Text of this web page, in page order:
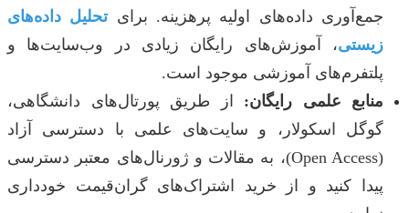
جمع‌آوری داده‌های اولیه پرهزینه. برای تحلیل داده‌های
زیستی، آموزش‌های رایگان زیادی در وب‌سایت‌ها و
پلتفرم‌های آموزشی موجود است.
منابع علمی رایگان: از طریق پورتال‌های دانشگاهی،
گوگل اسکولار، و سایت‌های علمی با دسترسی آزاد
(Open Access)، به مقالات و ژورنال‌های معتبر دسترسی
پیدا کنید و از خرید اشتراک‌های گران‌قیمت خودداری